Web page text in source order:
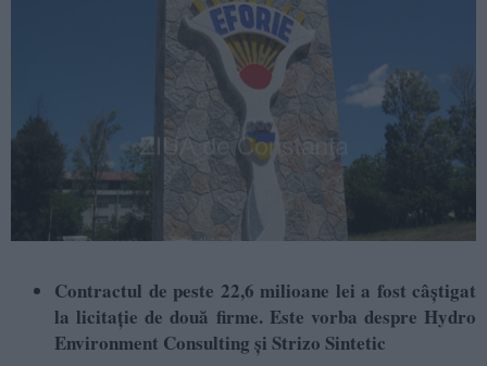
Contractul de peste 22,6 milioane lei a fost câștigat
la licitație de două firme. Este vorba despre Hydro
Environment Consulting și Strizo Sintetic